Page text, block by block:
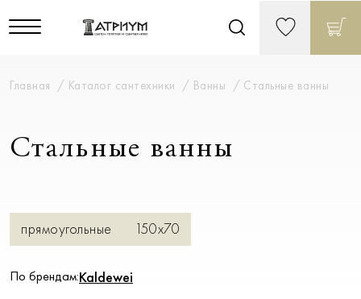
Главная Каталог сантехники Ванны Стальные ванны
Стальные ванны
прямоугольные 150х70
По брендам:Kaldewei